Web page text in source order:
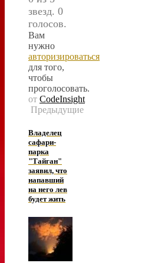
звезд. 0
голосов.
Вам
нужно
авторизироваться
для того,
чтобы
проголосовать.
от CodeInsight
Предыдущие
Владелец
сафари-
парка
"Тайган"
заявил, что
напавший
на него лев
будет жить